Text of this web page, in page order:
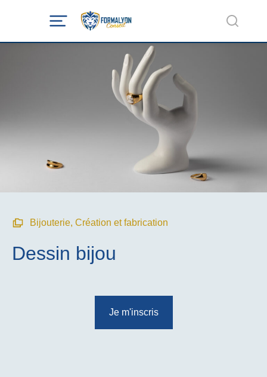
Bijouterie, Création et fabrication
Dessin bijou
Je m'inscris